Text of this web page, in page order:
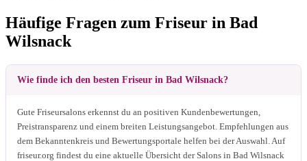
Häufige Fragen zum Friseur in Bad
Wilsnack
Wie finde ich den besten Friseur in Bad Wilsnack?
Gute Friseursalons erkennst du an positiven Kundenbewertungen,
Preistransparenz und einem breiten Leistungsangebot. Empfehlungen aus
dem Bekanntenkreis und Bewertungsportale helfen bei der Auswahl. Auf
friseur.org findest du eine aktuelle Übersicht der Salons in Bad Wilsnack